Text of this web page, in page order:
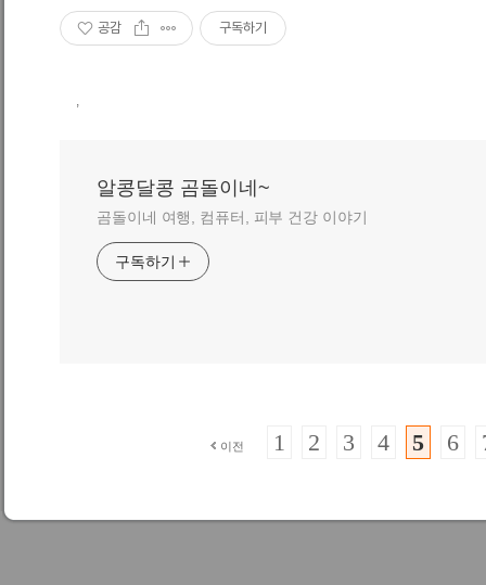
공감 구독하기
,
알콩달콩 곰돌이네~
곰돌이네 여행, 컴퓨터, 피부 건강 이야기
구독하기
이전 1 2 3 4 5 6